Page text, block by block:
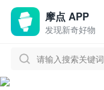
摩点 APP
发现新奇好物
请输入搜索关键词